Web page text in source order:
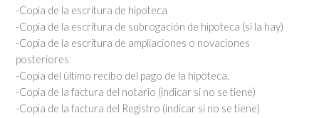
-Copia de la escritura de hipoteca
-Copia de la escritura de subrogación de hipoteca (si la hay)
-Copia de la escritura de ampliaciones o novaciones
posteriores
-Copia del último recibo del pago de la hipoteca.
-Copia de la factura del notario (indicar si no se tiene)
-Copia de la factura del Registro (indicar si no se tiene)